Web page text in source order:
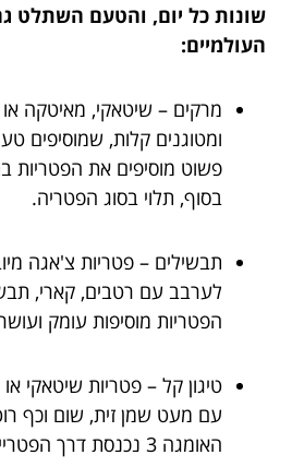
שונות כל יום, והטעם השתלט
העולמיים:
מרקים – שיטאקי, מאיטקה או
ומטוגנים קלות, שמוסיפים
פשוט מוסיפים את הפטריות
בסוף, תלוי בסוג הפטריה.
תבשילים – פטריות צ'אגה
לערבב עם רטבים, קארי,
הפטריות מוסיפות עומק
טיגון קל – פטריות שיטאקי
עם מעט שמן זית, שום וכף
האומגה 3 נכנסת דרך הפטרייה, וזה פשוט טעים.